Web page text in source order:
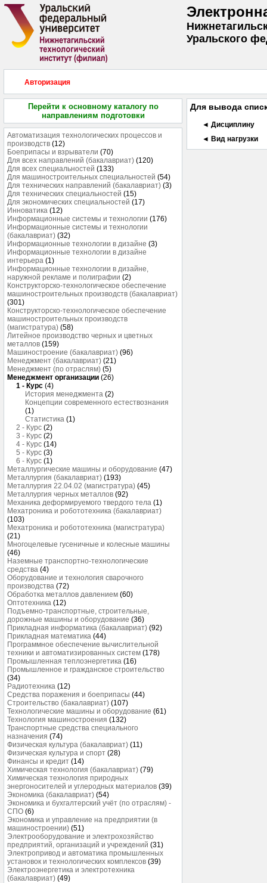
Уральского
Авторизация
Перейти к основному каталогу по
направлениям подготовки
Автоматизация технологических процессов и
производств (12)
Боеприпасы и взрыватели (70)
Для всех направлений (бакалавриат) (120)
Для всех специальностей (133)
Для машиностроительных специальностей (54)
Для технических направлений (бакалавриат) (3)
Для технических специальностей (15)
Для экономических специальностей (17)
Инноватика (12)
Информационные системы и технологии (176)
Информационные системы и технологии
(бакалавриат) (32)
Информационные технологии в дизайне (3)
Информационные технологии в дизайне
интерьера (1)
Информационные технологии в дизайне,
наружной рекламе и полиграфии (2)
Конструкторско-технологическое обеспечение
машиностроительных производств (бакалавриат)
(301)
Конструкторско-технологическое обеспечение
машиностроительных производств
(магистратура) (58)
Литейное производство черных и цветных
металлов (159)
Машиностроение (бакалавриат) (96)
Менеджмент (бакалавриат) (21)
Менеджмент (по отраслям) (5)
Менеджмент организации (26)
1 - Курс (4)
История менеджмента (2)
Концепции современного естествознания
(1)
Статистика (1)
2 - Курс (2)
3 - Курс (2)
4 - Курс (14)
5 - Курс (3)
6 - Курс (1)
Металлургические машины и оборудование (47)
Металлургия (бакалавриат) (193)
Металлургия 22.04.02 (магистратура) (45)
Металлургия черных металлов (92)
Механика деформируемого твердого тела (1)
Мехатроника и робототехника (бакалавриат)
(103)
Мехатроника и робототехника (магистратура)
(21)
Многоцелевые гусеничные и колесные машины
(46)
Наземные транспортно-технологические
средства (4)
Оборудование и технология сварочного
производства (72)
Обработка металлов давлением (60)
Оптотехника (12)
Подъемно-транспортные, строительные,
дорожные машины и оборудование (36)
Прикладная информатика (бакалавриат) (92)
Прикладная математика (44)
Программное обеспечение вычислительной
техники и автоматизированных систем (178)
Промышленная теплоэнергетика (16)
Промышленное и гражданское строительство
(34)
Радиотехника (12)
Средства поражения и боеприпасы (44)
Строительство (бакалавриат) (107)
Технологические машины и оборудование (61)
Технология машиностроения (132)
Транспортные средства специального
назначения (74)
Физическая культура (бакалавриат) (11)
Физическая культура и спорт (28)
Финансы и кредит (14)
Химическая технология (бакалавриат) (79)
Химическая технология природных
энергоносителей и углеродных материалов (39)
Экономика (бакалавриат) (54)
Экономика и бухгалтерский учёт (по отраслям) -
СПО (6)
Экономика и управление на предприятии (в
машиностроении) (51)
Электрооборудование и электрохозяйство
предприятий, организаций и учреждений (31)
Электропривод и автоматика промышленных
установок и технологических комплексов (39)
Электроэнергетика и электротехника
(бакалавриат) (49)
Для вывода
◄ Дисциплину
◄ Вид нагрузки